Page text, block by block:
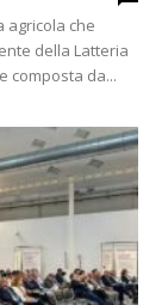
agricola che
della Latteria
composta da...